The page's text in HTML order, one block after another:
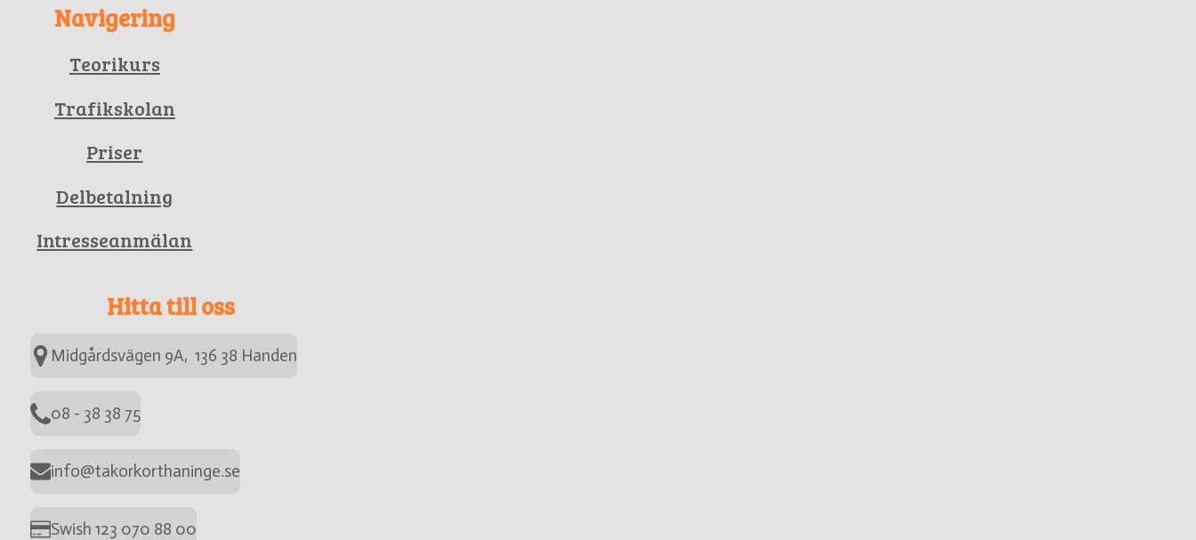
Navigering
Teorikurs
Trafikskolan
Priser
Delbetalning
Intresseanmälan
Hitta till oss
Midgårdsvägen 9A, 136 38 Handen
08 - 38 38 75
info@takorkorthaninge.se
Swish 123 070 88 00